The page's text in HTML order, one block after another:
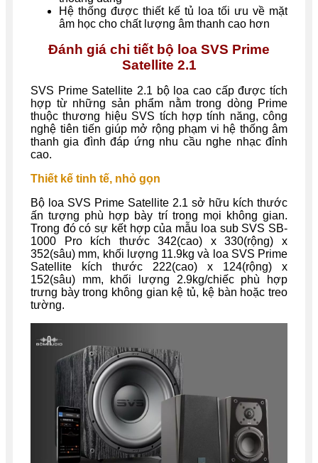
Hệ thống được thiết kế tủ loa tối ưu về mặt
âm học cho chất lượng âm thanh cao hơn
Đánh giá chi tiết bộ loa SVS Prime
Satellite 2.1
SVS Prime Satellite 2.1 bộ loa cao cấp được tích
hợp từ những sản phẩm nằm trong dòng Prime
thuộc thương hiệu SVS tích hợp tính năng, công
nghệ tiên tiến giúp mở rộng phạm vi hệ thống âm
thanh gia đình đáp ứng nhu cầu nghe nhạc đỉnh
cao.
Thiết kế tinh tế, nhỏ gọn
Bộ loa SVS Prime Satellite 2.1 sở hữu kích thước
ấn tượng phù hợp bày trí trong mọi không gian.
Trong đó có sự kết hợp của mẫu loa sub SVS SB-
1000 Pro kích thước 342(cao) x 330(rộng) x
352(sâu) mm, khối lượng 11.9kg và loa SVS Prime
Satellite kích thước 222(cao) x 124(rộng) x
152(sâu) mm, khối lượng 2.9kg/chiếc phù hợp
trưng bày trong không gian kệ tủ, kệ bàn hoặc treo
tường.